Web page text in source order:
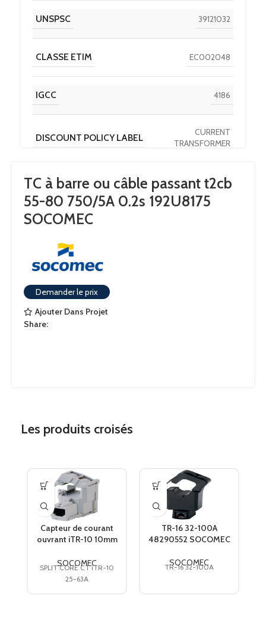
UNSPSC 39121032
CLASSE ETIM EC002048
IGCC 4186
DISCOUNT POLICY LABEL
CURRENT
TRANSFORMER
PAYS D'ORIGINE DE
OUVERTURE
CALIBRE
COURANT NOMINAL SECONDAIRE
TC à barre ou câble passant t2cb
55-80 750/5A 0.2s 192U8175
SOCOMEC
Demander le prix
Ajouter Dans Projet
Share:
Les produits croisés
Capteur de courant
ouvrant iTR-10 10mm
SOCOMEC
SOCOMEC
SPLIT CORE CT iTR-10
25-63A
TR-16 32-100A
48290552 SOCOMEC
SOCOMEC
TR-16 32-100A